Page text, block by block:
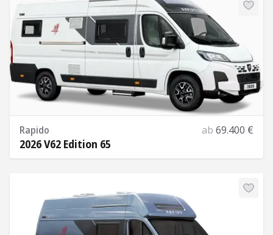
Rapido ab 69.400 €
2026 V62 Edition 65